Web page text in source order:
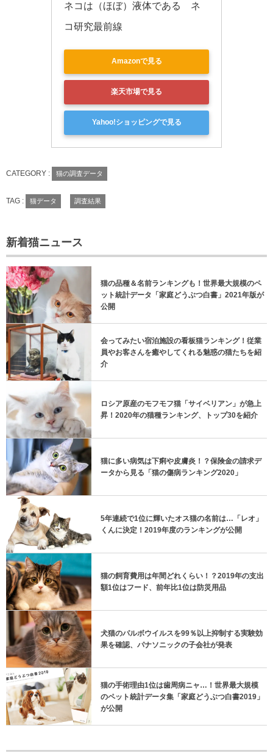
ネコは（ほぼ）液体である　ネ
コ研究最前線
Amazonで見る
楽天市場で見る
Yahoo!ショッピングで見る
CATEGORY : 猫の調査データ
TAG : 猫データ 調査結果
新着猫ニュース
猫の品種＆名前ランキングも！世界最大規模のペ
ット統計データ「家庭どうぶつ白書」2021年版が
公開
会ってみたい宿泊施設の看板猫ランキング！従業
員やお客さんを癒やしてくれる魅惑の猫たちを紹
介
ロシア原産のモフモフ猫「サイベリアン」が急上
昇！2020年の猫種ランキング、トップ30を紹介
猫に多い病気は下痢や皮膚炎！？保険金の請求デ
ータから見る「猫の傷病ランキング2020」
5年連続で1位に輝いたオス猫の名前は…「レオ」
くんに決定！2019年度のランキングが公開
猫の飼育費用は年間どれくらい！？2019年の支出
額1位はフード、前年比1位は防災用品
犬猫のパルボウイルスを99％以上抑制する実験効
果を確認、パナソニックの子会社が発表
猫の手術理由1位は歯周病ニャ…！世界最大規模
のペット統計データ集「家庭どうぶつ白書2019」
が公開